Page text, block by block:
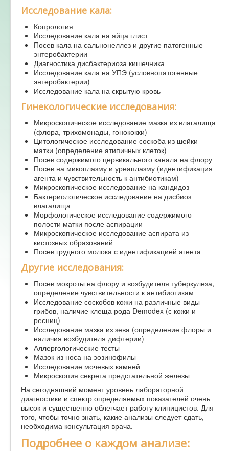
Исследование кала:
Копрология
Исследование кала на яйца глист
Посев кала на сальнонеллез и другие патогенные
энтеробактерии
Диагностика дисбактериоза кишечника
Исследование кала на УПЭ (условнопатогенные
энтеробактерии)
Исследование кала на скрытую кровь
Гинекологические исследования:
Микроскопическое исследование мазка из влагалища
(флора, трихомонады, гонококки)
Цитологическое исследование соскоба из шейки
матки (определение атипичных клеток)
Посев содержимого цервикального канала на флору
Посев на микоплазму и уреаплазму (идентификация
агента и чувствительность к антибиотикам)
Микроскопическое исследование на кандидоз
Бактериологическое исследование на дисбиоз
влагалища
Морфологическое исследование содержимого
полости матки после аспирации
Микроскопическое исследование аспирата из
кистозных образований
Посев грудного молока с идентификацией агента
Другие исследования:
Посев мокроты на флору и возбудителя туберкулеза,
определение чувствительности к антибиотикам
Исследование соскобов кожи на различные виды
грибов, наличие клеща рода Demodex (с кожи и
ресниц)
Исследование мазка из зева (определение флоры и
наличия возбудителя дифтерии)
Аллергологические тесты
Мазок из носа на эозинофилы
Исследование мочевых камней
Микроскопия секрета предстательной железы
На сегодняшний момент уровень лабораторной
диагностики и спектр определяемых показателей очень
высок и существенно облегчает работу клиницистов. Для
того, чтобы точно знать, какие анализы следует сдать,
необходима консультация врача.
Подробнее о каждом анализе: